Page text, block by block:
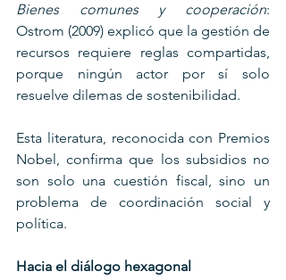
Bienes comunes y cooperación:
Ostrom (2009) explicó que la gestión de
recursos requiere reglas compartidas,
porque ningún actor por sí solo
resuelve dilemas de sostenibilidad.
Esta literatura, reconocida con Premios
Nobel, confirma que los subsidios no
son solo una cuestión fiscal, sino un
problema de coordinación social y
política.
Hacia el diálogo hexagonal